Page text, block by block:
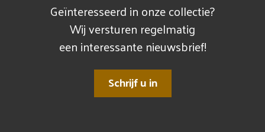
Geïnteresseerd in onze collectie?
Wij versturen regelmatig
een interessante nieuwsbrief!
Schrijf u in